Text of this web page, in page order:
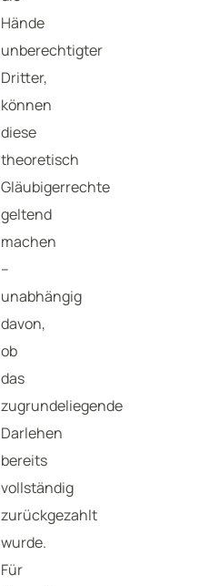
Hände
unberechtigter
Dritter,
können
diese
theoretisch
Gläubigerrechte
geltend
machen
–
unabhängig
davon,
ob
das
zugrundeliegende
Darlehen
bereits
vollständig
zurückgezahlt
wurde.
Für